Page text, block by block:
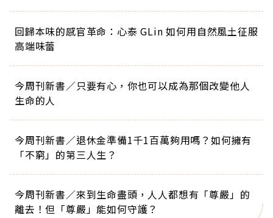
回歸本味的感官革命：心泰 GLin 如何用自然風土征服
高端味蕾
今周刊新書／只要有心，你也可以成為那個改變他人
生命的人
今周刊新書／退休金準備1千1百萬夠用嗎？如何擁有
「不窮」的第三人生？
今周刊新書／來到生命盡頭，人人都想有「尊嚴」的
離去！但「尊嚴」能如何守護？